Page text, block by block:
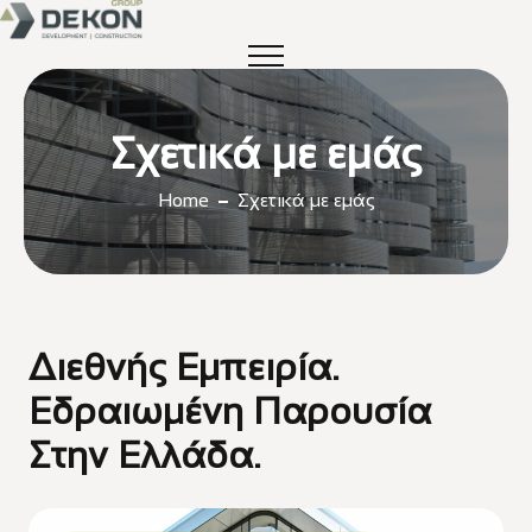
Σχετικά με εμάς
Home Σχετικά με εμάς
Διεθνής Εμπειρία.
Εδραιωμένη Παρουσία
Στην Ελλάδα.